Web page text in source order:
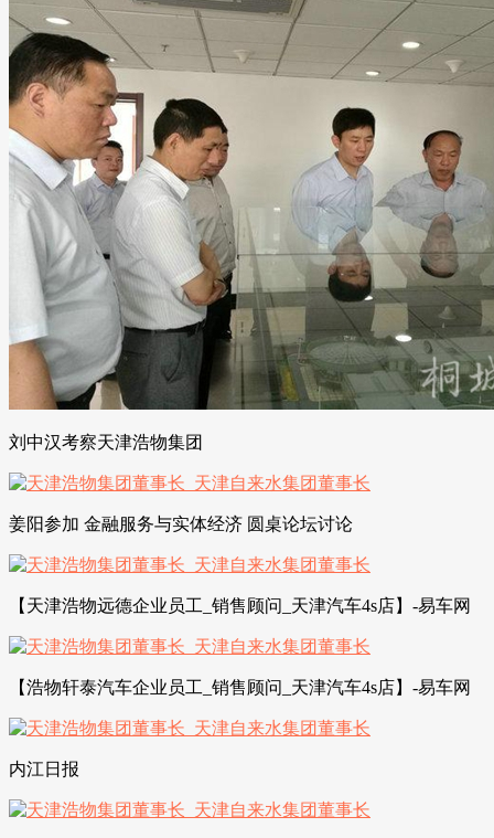
刘中汉考察天津浩物集团
姜阳参加 金融服务与实体经济 圆桌论坛讨论
【天津浩物远德企业员工_销售顾问_天津汽车4s店】-易车网
【浩物轩泰汽车企业员工_销售顾问_天津汽车4s店】-易车网
内江日报